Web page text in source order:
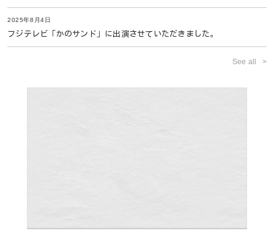
2025年8月4日
フジテレビ「かのサンド」に出演させていただきました。
See all